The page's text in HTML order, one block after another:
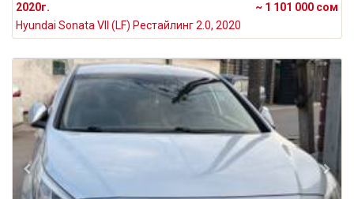
2020г.
~ 1 101 000 сом
Hyundai Sonata VII (LF) Рестайлинг 2.0, 2020